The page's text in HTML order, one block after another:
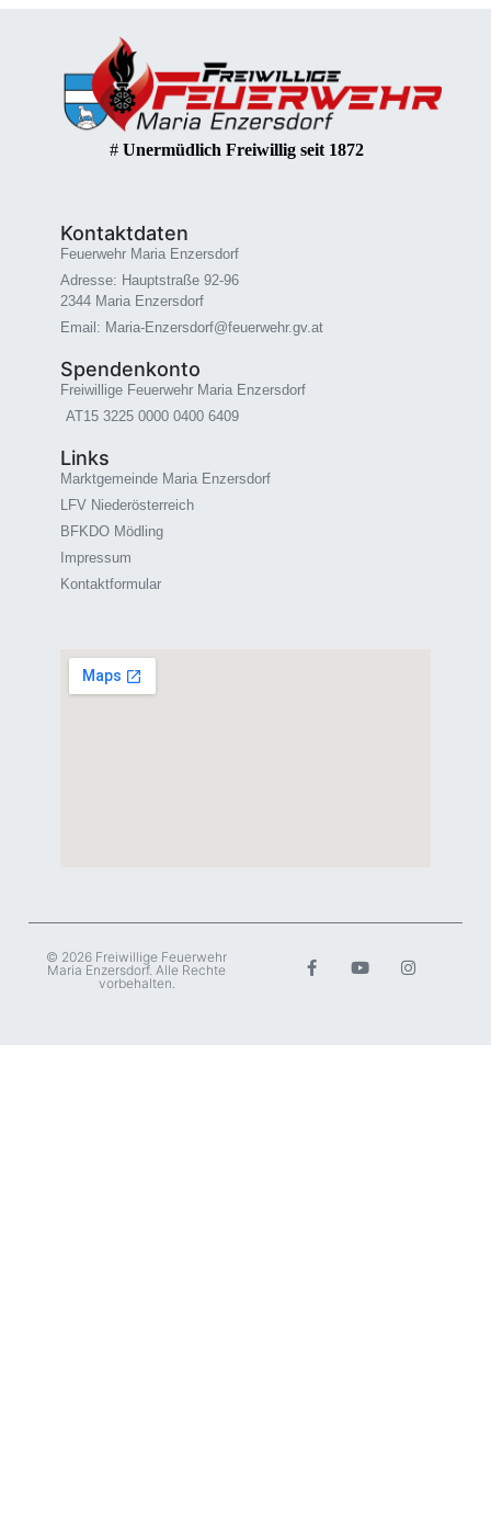
# Unermüdlich Freiwillig seit 1872
Kontaktdaten
Feuerwehr Maria Enzersdorf
Adresse: Hauptstraße 92-96
2344 Maria Enzersdorf
Email: Maria-Enzersdorf@feuerwehr.gv.at
Spendenkonto
Freiwillige Feuerwehr Maria Enzersdorf
AT15 3225 0000 0400 6409
Links
Marktgemeinde Maria Enzersdorf
LFV Niederösterreich
BFKDO Mödling
Impressum
Kontaktformular
© 2026 Freiwillige Feuerwehr
Maria Enzersdorf. Alle Rechte
vorbehalten.